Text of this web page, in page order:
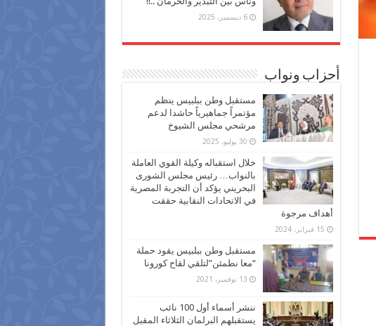
6 ديسمبر، 2025
أحزاب ونواب
مستقبل وطن ببلبيس ينظم
مؤتمراً جماهيرياً حاشدا لدعم
مرشحي مجلس الشيوخ
30 يوليو، 2025
خلال استقباله وكيلة القوي العاملة
بالنواب… رئيس مجلس الشورى
البحريني يؤكد أن التجربة المصرية
في الاتحادات النقابية حققت
أهداف مرجوة
15 فبراير، 2024
مستقبل وطن ببلبيس يقود حملة
“معا نطمئن”لتلقي لقاح كورونا
13 نوفمبر، 2021
ننشر أسماء أول 100 نائب
يستقبلهم البرلمان الثلاثاء المقبل